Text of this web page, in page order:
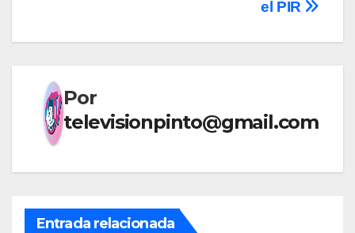
el PIR
Por
televisionpinto@gmail.com
Entrada relacionada